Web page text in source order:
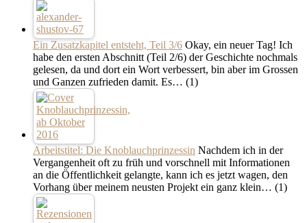
Ein Zusatzkapitel entsteht, Teil 3/6 Okay, ein neuer Tag! Ich
habe den ersten Abschnitt (Teil 2/6) der Geschichte nochmals
gelesen, da und dort ein Wort verbessert, bin aber im Grossen
und Ganzen zufrieden damit. Es… (1)
Arbeitstitel: Die Knoblauchprinzessin Nachdem ich in der
Vergangenheit oft zu früh und vorschnell mit Informationen
an die Öffentlichkeit gelangte, kann ich es jetzt wagen, den
Vorhang über meinem neusten Projekt ein ganz klein… (1)